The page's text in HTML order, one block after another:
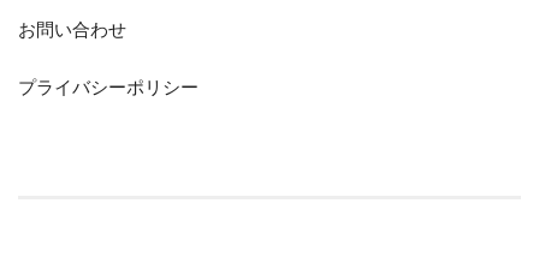
お問い合わせ
プライバシーポリシー